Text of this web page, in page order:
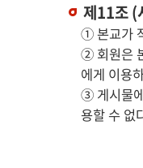
제11조 (
① 본교가
② 회원은
에게 이용
③ 게시물
용할 수 없